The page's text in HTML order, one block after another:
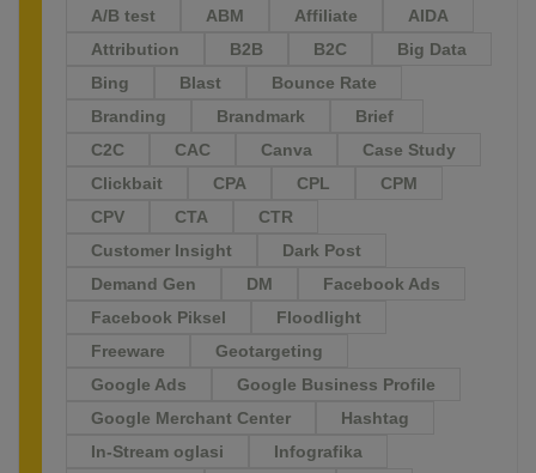
A/B test ABM Affiliate
AIDA
Attribution
B2B B2C
Big Data
Bing
Blast
Bounce Rate
Branding
Brandmark
Brief
C2C
CAC Canva
Case Study
Clickbait
CPA CPL
CPM
CPV
CTA
CTR
Customer Insight
Dark Post
Demand Gen
DM
Facebook Ads
Facebook Piksel
Floodlight
Freeware
Geotargeting
Google Ads
Google Business Profile
Google Merchant Center
Hashtag
In-Stream oglasi
Infografika